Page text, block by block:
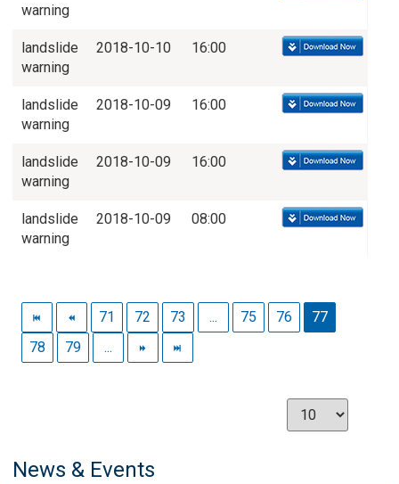
warning
landslide
warning
2018-10-10 16:00
landslide
warning
2018-10-09 16:00
landslide
warning
2018-10-09 16:00
landslide
warning
2018-10-09 08:00
71 72 73 ... 75 76
77
78
79 ...
News & Events